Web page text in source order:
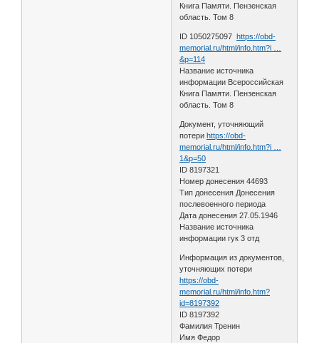
Книга Памяти. Пензенская
область. Том 8
ID 1050275097https://obd-
memorial.ru/html/info.htm?i …
&p=114
Название источника
информации Всероссийская
Книга Памяти. Пензенская
область. Том 8
Документ, уточняющий
потериhttps://obd-
memorial.ru/html/info.htm?i …
1&p=50
ID 8197321
Номер донесения 44693
Тип донесения Донесения
послевоенного периода
Дата донесения 27.05.1946
Название источника
информации гук 3 отд
Информация из документов,
уточняющих потери
https://obd-
memorial.ru/html/info.htm?
id=8197392
ID 8197392
Фамилия Тренин
Имя Федор